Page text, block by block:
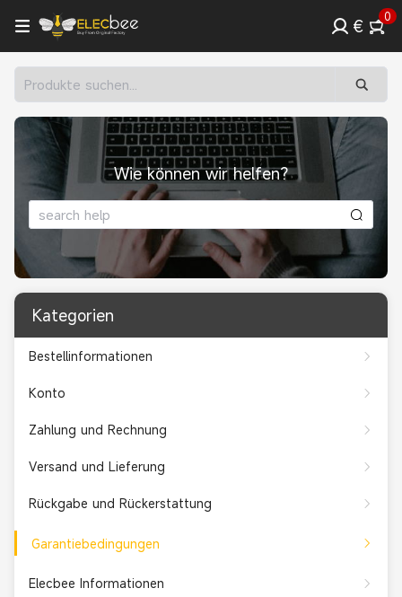
€ 0
Wie können wir helfen?
Kategorien
Bestellinformationen
Konto
Zahlung und Rechnung
Versand und Lieferung
Rückgabe und Rückerstattung
Garantiebedingungen
Elecbee Informationen